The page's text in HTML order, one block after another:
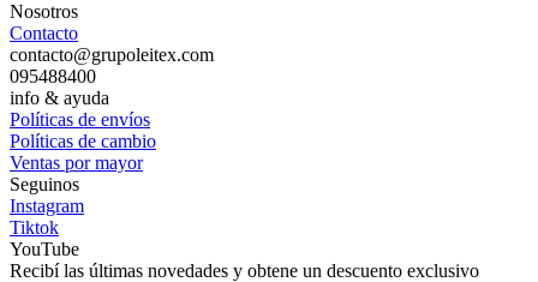
Nosotros
Contacto
contacto@grupoleitex.com
095488400
info & ayuda
Políticas de envíos
Políticas de cambio
Ventas por mayor
Seguinos
Instagram
Tiktok
YouTube
Recibí las últimas novedades y obtene un descuento exclusivo